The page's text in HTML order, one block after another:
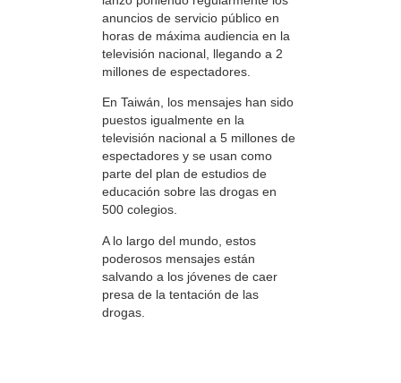
anuncios de servicio público en
horas de máxima audiencia en la
televisión nacional, llegando a 2
millones de espectadores.
En Taiwán, los mensajes han sido
puestos igualmente en la
televisión nacional a 5 millones de
espectadores y se usan como
parte del plan de estudios de
educación sobre las drogas en
500 colegios.
A lo largo del mundo, estos
poderosos mensajes están
salvando a los jóvenes de caer
presa de la tentación de las
drogas.